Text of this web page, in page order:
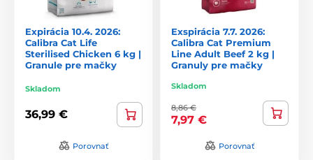
Expirácia 10.4. 2026:
Calibra Cat Life
Sterilised Chicken 6 kg |
Granule pre mačky
Skladom
36,99 €
Porovnať
Exspirácia 7.7. 2026:
Calibra Cat Premium
Line Adult Beef 2 kg |
Granuly pre mačky
Skladom
8,86 €
7,97 €
Porovnať